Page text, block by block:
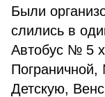
Были
слились в
Автобус № 5
Детскую,